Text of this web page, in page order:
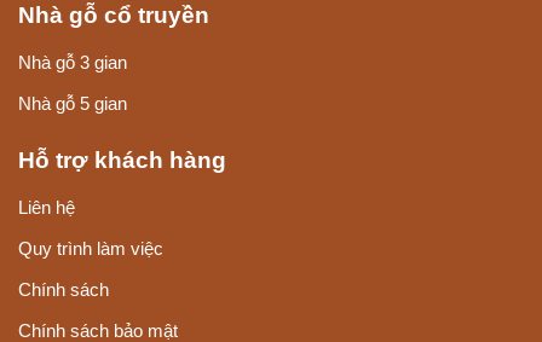
Nhà gỗ cổ truyền
Nhà gỗ 3 gian
Nhà gỗ 5 gian
Hỗ trợ khách hàng
Liên hệ
Quy trình làm việc
Chính sách
Chính sách bảo mật